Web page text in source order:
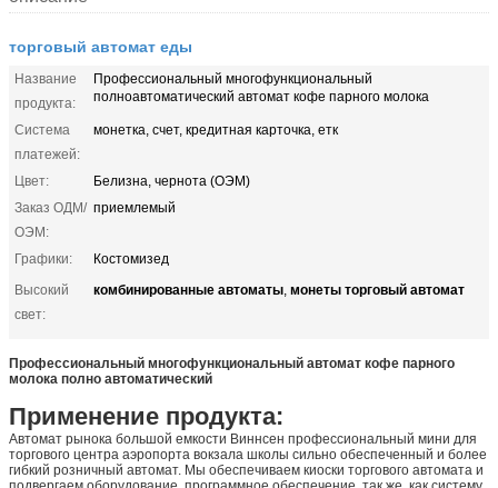
торговый автомат еды
Название
продукта:
Профессиональный многофункциональный
полноавтоматический автомат кофе парного молока
Система
платежей:
монетка, счет, кредитная карточка, етк
Цвет:
Белизна, чернота (ОЭМ)
Заказ ОДМ/
ОЭМ:
приемлемый
Графики:
Костомизед
Высокий
свет:
комбинированные автоматы, монеты торговый автомат
Профессиональный многофункциональный автомат кофе парного
молока полно автоматический
Применение продукта:
Автомат рынока большой емкости Виннсен профессиональный мини для
торгового центра аэропорта вокзала школы сильно обеспеченный и более
гибкий розничный автомат. Мы обеспечиваем киоски торгового автомата и